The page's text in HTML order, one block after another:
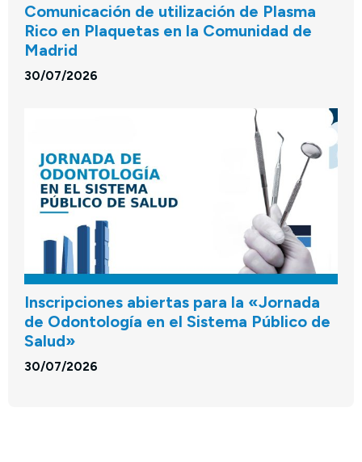
Comunicación de utilización de Plasma
Rico en Plaquetas en la Comunidad de
Madrid
30/07/2026
Inscripciones abiertas para la «Jornada
de Odontología en el Sistema Público de
Salud»
30/07/2026